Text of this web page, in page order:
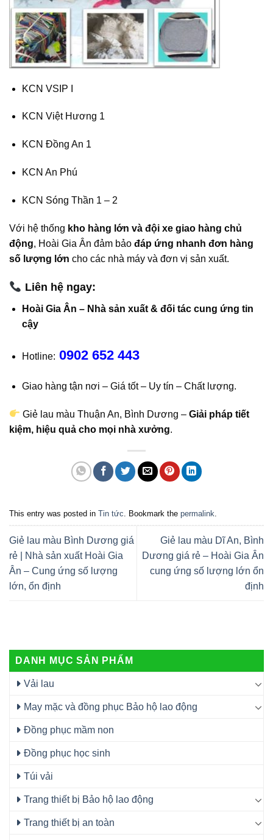
KCN VSIP I
KCN Việt Hương 1
KCN Đồng An 1
KCN An Phú
KCN Sóng Thần 1 – 2
Với hệ thống kho hàng lớn và đội xe giao hàng chủ
động, Hoài Gia Ân đảm bảo đáp ứng nhanh đơn hàng
số lượng lớn cho các nhà máy và đơn vị sản xuất.
Liên hệ ngay:
Hoài Gia Ân – Nhà sản xuất & đối tác cung ứng tin
cậy
Hotline: 0902 652 443
Giao hàng tận nơi – Giá tốt – Uy tín – Chất lượng.
Giẻ lau màu Thuận An, Bình Dương –Giải pháp tiết
kiệm, hiệu quả cho mọi nhà xưởng.
This entry was posted in Tin tức. Bookmark the permalink.
Giẻ lau màu Bình Dương giá
rẻ | Nhà sản xuất Hoài Gia
Ân – Cung ứng số lượng
lớn, ổn định
Giẻ lau màu Dĩ An, Bình
Dương giá rẻ – Hoài Gia Ân
cung ứng số lượng lớn ổn
định
DANH MỤC SẢN PHẨM
Vải lau
May mặc và đồng phục Bảo hộ lao động
Đồng phục mầm non
Đồng phục học sinh
Túi vải
Trang thiết bị Bảo hộ lao động
Trang thiết bị an toàn